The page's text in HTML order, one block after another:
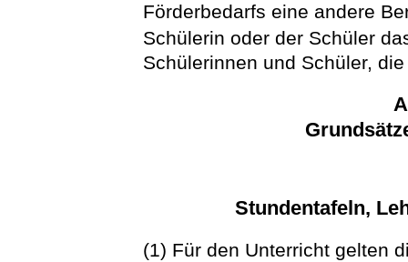
Förderbedarfs eine andere
Schülerin oder der Schüler
Schülerinnen und Schüler,
Stundentafeln,
(1) Für den Unterricht gelten